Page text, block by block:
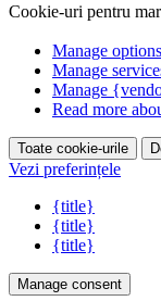
Cookie-uri pentru
Manage options
Manage
Manage
Read more
Toate cookie-urile
Vezi preferințele
{title}
{title}
{title}
Manage consent